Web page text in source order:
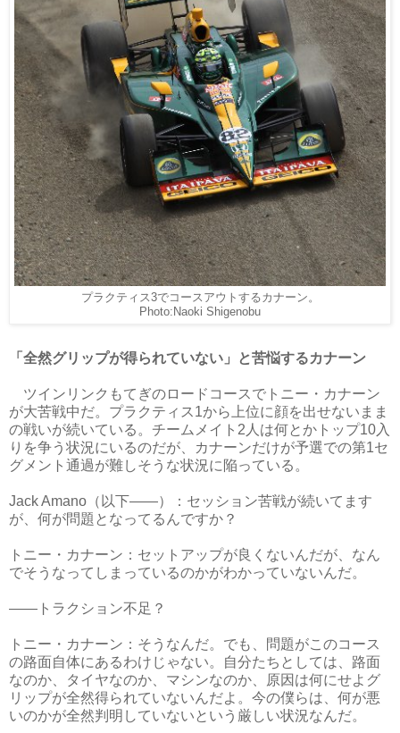
プラクティス3でコースアウトするカナーン。
Photo:Naoki Shigenobu
「全然グリップが得られていない」と苦悩するカナーン
ツインリンクもてぎのロードコースでトニー・カナーン
が大苦戦中だ。プラクティス1から上位に顔を出せないまま
の戦いが続いている。チームメイト2人は何とかトップ10入
りを争う状況にいるのだが、カナーンだけが予選での第1セ
グメント通過が難しそうな状況に陥っている。
Jack Amano（以下――）：セッション苦戦が続いてます
が、何が問題となってるんですか？
トニー・カナーン：セットアップが良くないんだが、なん
でそうなってしまっているのかがわかっていないんだ。
――トラクション不足？
トニー・カナーン：そうなんだ。でも、問題がこのコース
の路面自体にあるわけじゃない。自分たちとしては、路面
なのか、タイヤなのか、マシンなのか、原因は何にせよグ
リップが全然得られていないんだよ。今の僕らは、何が悪
いのかが全然判明していないという厳しい状況なんだ。